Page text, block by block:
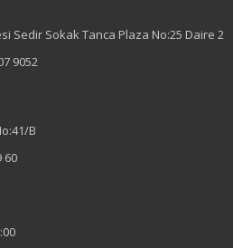
Sedir Sokak Tanca Plaza No:25 Daire 2
9052
B
60